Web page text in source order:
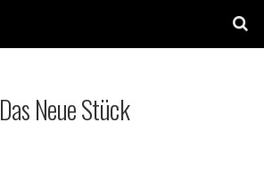
Das Neue Stück